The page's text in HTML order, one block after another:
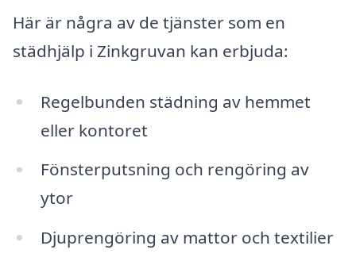
Här är några av de tjänster som en
städhjälp i Zinkgruvan kan erbjuda:
Regelbunden städning av hemmet
eller kontoret
Fönsterputsning och rengöring av
ytor
Djuprengöring av mattor och textilier